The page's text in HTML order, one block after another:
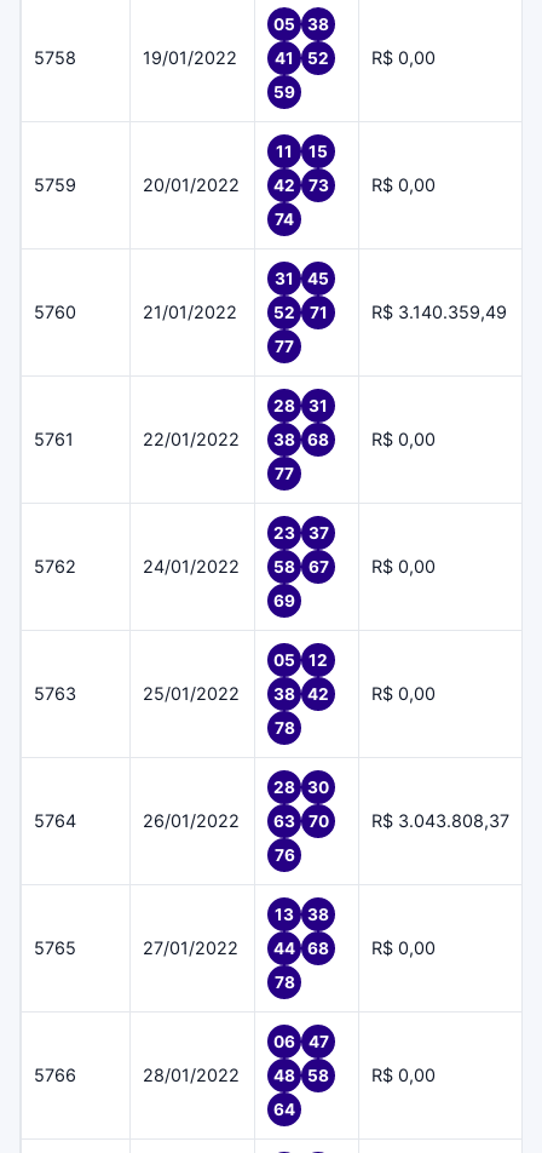
5758 19/01/2022
05
38
41
52
59
R$ 0,00
5759 20/01/2022
11
15
42
73
74
R$ 0,00
5760 21/01/2022
31
45
52
71
77
R$ 3.140.359,49
5761 22/01/2022
28
31
38
68
77
R$ 0,00
5762 24/01/2022
23
37
58
67
69
R$ 0,00
5763 25/01/2022
05
12
38
42
78
R$ 0,00
5764 26/01/2022
28
30
63
70
76
R$ 3.043.808,37
5765 27/01/2022
13
38
44
68
78
R$ 0,00
5766 28/01/2022
06
47
48
58
64
R$ 0,00